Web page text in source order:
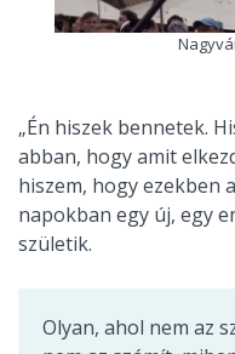
„Én hiszek bennetek.
abban, hogy amit
hiszem, hogy ezekben
napokban egy új, egy
születik.
Olyan, ahol nem az